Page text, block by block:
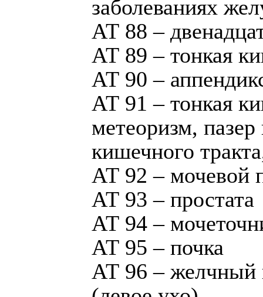
заболеваниях
АТ 88 –
АТ 89 – тонкая
АТ 90 –
АТ 91 – тонкая
метеоризм,
кишечного
АТ 92 – мочевой
АТ 93 – простата
АТ 94 –
АТ 95 – почка
АТ 96 – желчный